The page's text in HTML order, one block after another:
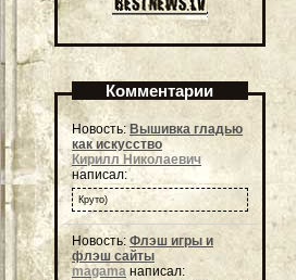
Комментарии
Новость: Вышивка гладью
как искусство
Кирилл Николаевич
написал:
Круто)
Новость: Флэш игры и
флэш сайты
magama написал: